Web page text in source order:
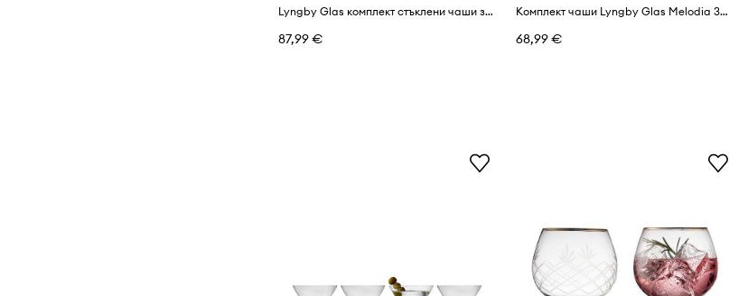
Lyngby Glas комплект стъклени чаши за уиски от кристално стъкло
87,99 €
Комплект чаши Lyngby Glas Melodia 360 ml (6 броя)
68,99 €